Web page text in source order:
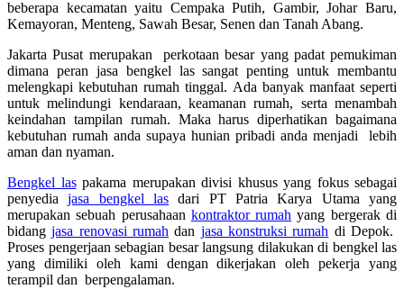
beberapa kecamatan yaitu Cempaka Putih, Gambir, Johar Baru,
Kemayoran, Menteng, Sawah Besar, Senen dan Tanah Abang.
Jakarta Pusat merupakan perkotaan besar yang padat pemukiman
dimana peran jasa bengkel las sangat penting untuk membantu
melengkapi kebutuhan rumah tinggal. Ada banyak manfaat seperti
untuk melindungi kendaraan, keamanan rumah, serta menambah
keindahan tampilan rumah. Maka harus diperhatikan bagaimana
kebutuhan rumah anda supaya hunian pribadi anda menjadi lebih
aman dan nyaman.
Bengkel laspakama merupakan divisi khusus yang fokus sebagai
penyediajasa bengkel las dari PT Patria Karya Utama yang
merupakan sebuah perusahaan kontraktor rumah yang bergerak di
bidangjasa renovasi rumah dan jasa konstruksi rumah di Depok.
Proses pengerjaan sebagian besar langsung dilakukan di bengkel las
yang dimiliki oleh kami dengan dikerjakan oleh pekerja yang
terampil dan berpengalaman.